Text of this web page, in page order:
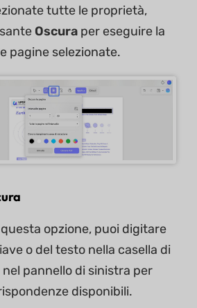
tutte le proprietà,
Oscura per eseguire la
pagine selezionate.
opzione, puoi digitare
o del testo nella casella di
pannello di sinistra per
disponibili.